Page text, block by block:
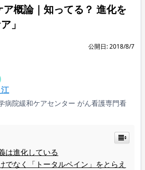
概論｜知ってる？ 進化を
」
公開日: 2018/8/7
病院緩和ケアセンター がん看護専門看
は進化している
でなく「トータルペイン」をとらえ